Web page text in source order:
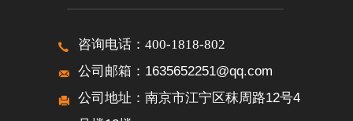
咨询电话： 400-1818-802
公司邮箱：1635652251@qq.com
公司地址：南京市江宁区秣周路12号4